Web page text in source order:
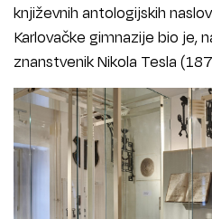
književnih antologijskih
Karlovačke gimnazije bio je,
znanstvenik Nikola Tesla